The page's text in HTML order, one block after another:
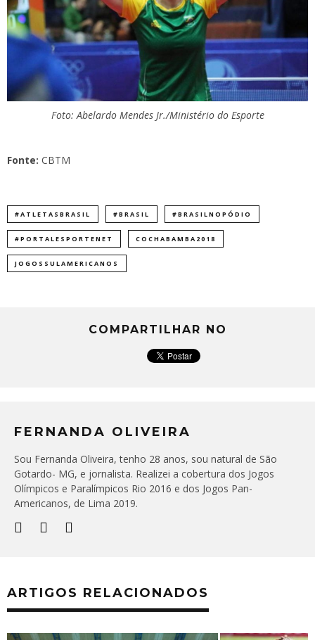
Foto: Abelardo Mendes Jr./Ministério do Esporte
Fonte: CBTM
#ATLETASBRASIL #BRASIL #BRASILNOPÓDIO
#PORTALESPORTENET COCHABAMBA2018
JOGOSSULAMERICANOS
COMPARTILHAR NO
FERNANDA OLIVEIRA
Sou Fernanda Oliveira, tenho 28 anos, sou natural de São
Gotardo- MG, e jornalista. Realizei a cobertura dos Jogos
Olímpicos e Paralímpicos Rio 2016 e dos Jogos Pan-
Americanos, de Lima 2019.
ARTIGOS RELACIONADOS